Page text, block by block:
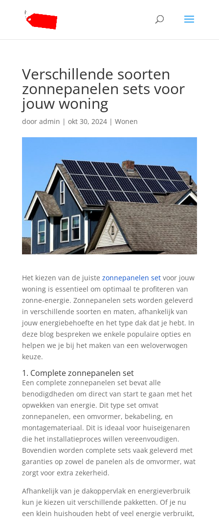
Verschillende soorten
zonnepanelen sets voor
jouw woning
door admin | okt 30, 2024| Wonen
Het kiezen van de juiste zonnepanelen setvoor jouw
woning is essentieel om optimaal te profiteren van
zonne-energie. Zonnepanelen sets worden geleverd
in verschillende soorten en maten, afhankelijk van
jouw energiebehoefte en het type dak dat je hebt. In
deze blog bespreken we enkele populaire opties en
helpen we je bij het maken van een weloverwogen
keuze.
1. Complete zonnepanelen set
Een complete zonnepanelen set bevat alle
benodigdheden om direct van start te gaan met het
opwekken van energie. Dit type set omvat
zonnepanelen, een omvormer, bekabeling, en
montagemateriaal. Dit is ideaal voor huiseigenaren
die het installatieproces willen vereenvoudigen.
Bovendien worden complete sets vaak geleverd met
garanties op zowel de panelen als de omvormer, wat
zorgt voor extra zekerheid.
Afhankelijk van je dakoppervlak en energieverbruik
kun je kiezen uit verschillende pakketten. Of je nu
een klein huishouden hebt of veel energie verbruikt,